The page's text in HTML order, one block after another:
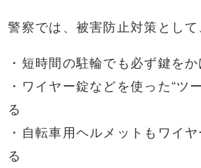
警察では、被害防止対策として
・短時間の駐輪でも必ず鍵をか
・ワイヤー錠などを使った“ツ
る
・自転車用ヘルメットもワイ
る